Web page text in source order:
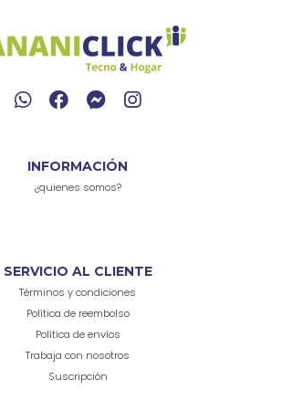
INFORMACIÓN
¿quienes somos?
SERVICIO AL CLIENTE
Términos y condiciones
Política de reembolso
Política de envíos
Trabaja con nosotros
Suscripción